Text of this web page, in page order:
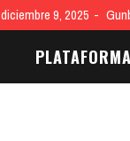
diciembre 9, 2025